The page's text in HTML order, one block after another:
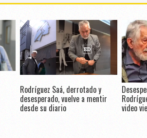
Rodríguez Saá, derrotado y
desesperado, vuelve a mentir
desde su diario video